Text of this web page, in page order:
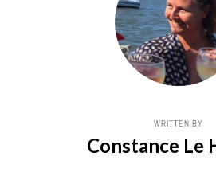
WRITTEN BY
Constance Le